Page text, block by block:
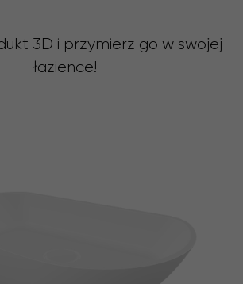
3D i przymierz go w swojej
łazience!